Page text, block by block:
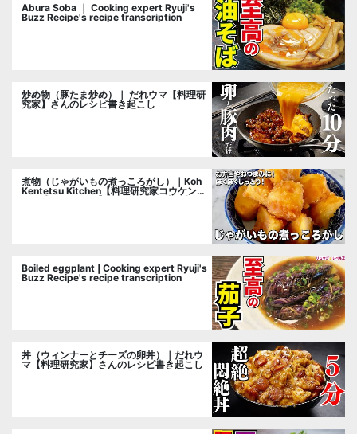
Abura Soba ｜ Cooking expert Ryuji's
Buzz Recipe's recipe transcription
炒め物（豚たま炒め）｜ だれウマ【料理研
究家】さんのレシピ書き起こし
煮物（じゃがいもの煮っころがし）｜Koh
Kentetsu Kitchen【料理研究家コウケンテ
Boiled eggplant | Cooking expert Ryuji's
Buzz Recipe's recipe transcription
丼（ウィンナーとチーズの卵丼）｜だれウ
マ【料理研究家】さんのレシピ書き起こし